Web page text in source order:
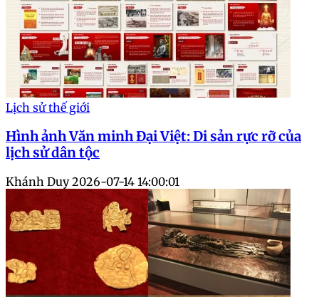
Lịch sử thế giới
Hình ảnh Văn minh Đại Việt: Di sản rực rỡ của
lịch sử dân tộc
Khánh Duy 2026-07-14 14:00:01